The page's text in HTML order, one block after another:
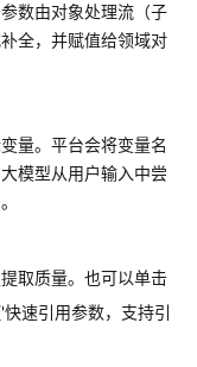
数由对象处理流（子
全，并赋值给领域对
量。平台会将变量名
模型从用户输入中尝
取质量。也可以单击
速引用参数，支持引